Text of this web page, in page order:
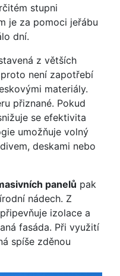
stupni
je za pomoci jeřábu
dní.
z větších
není zapotřebí
materiály.
přiznané. Pokud
se efektivita
umožňuje volný
deskami nebo
panelů pak
nádech. Z
izolace a
fasáda. Při využití
spíše zděnou